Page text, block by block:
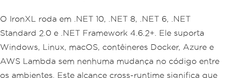
O IronXL roda em .NET 10, .NET 8, .NET 6, .NET
Standard 2.0 e .NET Framework 4.6.2+. Ele suporta
Windows, Linux, macOS, contêineres Docker, Azure e
AWS Lambda sem nenhuma mudança no código entre
os ambientes. Este alcance cross-runtime significa que